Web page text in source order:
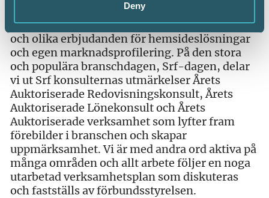
Deny
vårt program för byråutveckling, den nordiska
standarden för hållbarhetsredovisning, NSRS,
och olika erbjudanden för hemsideslösningar
och egen marknadsprofilering. På den stora
och populära branschdagen, Srf-dagen, delar
vi ut Srf konsulternas utmärkelser Årets
Auktoriserade Redovisningskonsult, Årets
Auktoriserade Lönekonsult och Årets
Auktoriserade verksamhet som lyfter fram
förebilder i branschen och skapar
uppmärksamhet. Vi är med andra ord aktiva på
många områden och allt arbete följer en noga
utarbetad verksamhetsplan som diskuteras
och fastställs av förbundsstyrelsen.